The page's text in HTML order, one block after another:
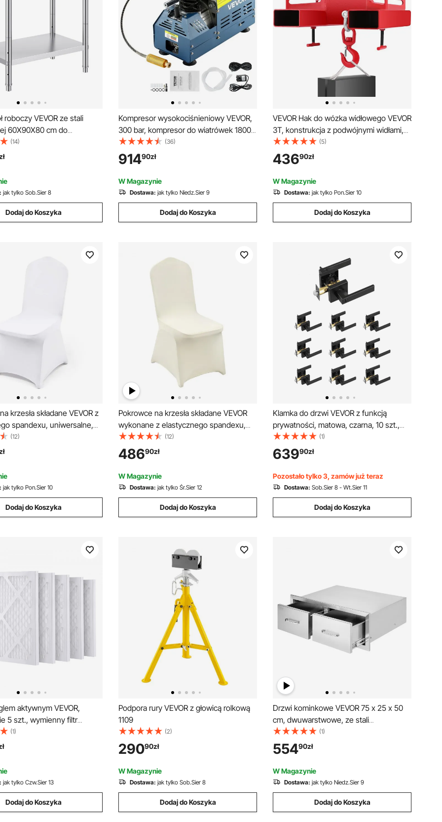
roboczy VEVOR ze stali
60X90X80 cm do
posiłków do
posiłków, szycia,
(14)
jak tylko Sob.Sier 8
Dodaj do Koszyka
Kompresor wysokociśnieniowy VEVOR,
300 bar, kompresor do wiatrówek 1800
W, 220 V, automatyczne wyrównywanie
ciśnienia, odpowiedni do wiatrówek do
paintballa, karabinków PCP i butli
nurkowych
(36)
91490zł
W Magazynie
Dostawa: jak tylko Niedz.Sier 9
Dodaj do Koszyka
VEVOR Hak do wózka widłowego VEVOR
3T, konstrukcja z podwójnymi widłami,
3000 kg, hak do podnoszenia wózka
widłowego, stal węglowa, 530 x 530 x
170 mm, obrotowy hak podnośnika
wózka widłowego, osprzęt do dźwigu
mobilnego
(5)
43690zł
W Magazynie
Dostawa: jak tylko Pon.Sier 10
Dodaj do Koszyka
krzesła składane VEVOR z
spandexu, uniwersalne,
i nadające się do prania, na
imprezy, do jadalni
(12)
jak tylko Pon.Sier 10
Dodaj do Koszyka
Pokrowce na krzesła składane VEVOR
wykonane z elastycznego spandexu,
uniwersalne, zdejmowane i nadające się
do prania, na wesela, imprezy,
uroczystości, do jadalni (opakowanie
100 sztuk, beżowe)
(12)
48690zł
W Magazynie
Dostawa: jak tylko Śr.Sier 12
Dodaj do Koszyka
Klamka do drzwi VEVOR z funkcją
prywatności, matowa, czarna, 10 szt.,
lewo- lub prawostronna, odwracalna, z
blokadą, obrót o 45°, kwadratowe
okucia do drzwi do sypialni i łazienki
(1)
63990zł
Pozostało tylko 3, zamów już teraz
Dostawa: Sob.Sier 8 - Wt.Sier 11
Dodaj do Koszyka
aktywnym VEVOR,
5 szt., wymienny filtr
x 40 cm, filtry o wysokiej
1, kompatybilne z
do usuwania szkód
przez wodę
(1)
jak tylko Czw.Sier 13
Dodaj do Koszyka
Podpora rury VEVOR z głowicą rolkową
1109
(2)
29090zł
W Magazynie
Dostawa: jak tylko Sob.Sier 8
Dodaj do Koszyka
Drzwi kominkowe VEVOR 75 x 25 x 50
cm, dwuwarstwowe, ze stali
nierdzewnej, drzwi do grilla, pionowe, do
wyspy grillowej
(1)
55490zł
W Magazynie
Dostawa: jak tylko Niedz.Sier 9
Dodaj do Koszyka